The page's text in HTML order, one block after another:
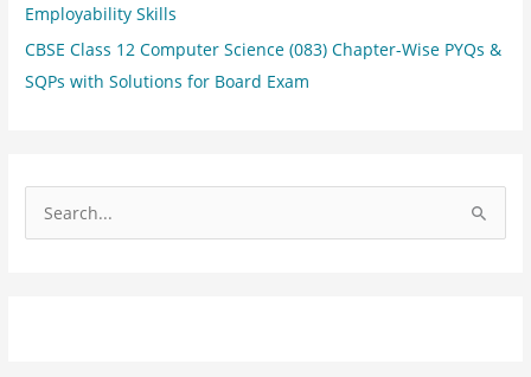
Employability Skills
CBSE Class 12 Computer Science (083) Chapter-Wise PYQs &
SQPs with Solutions for Board Exam